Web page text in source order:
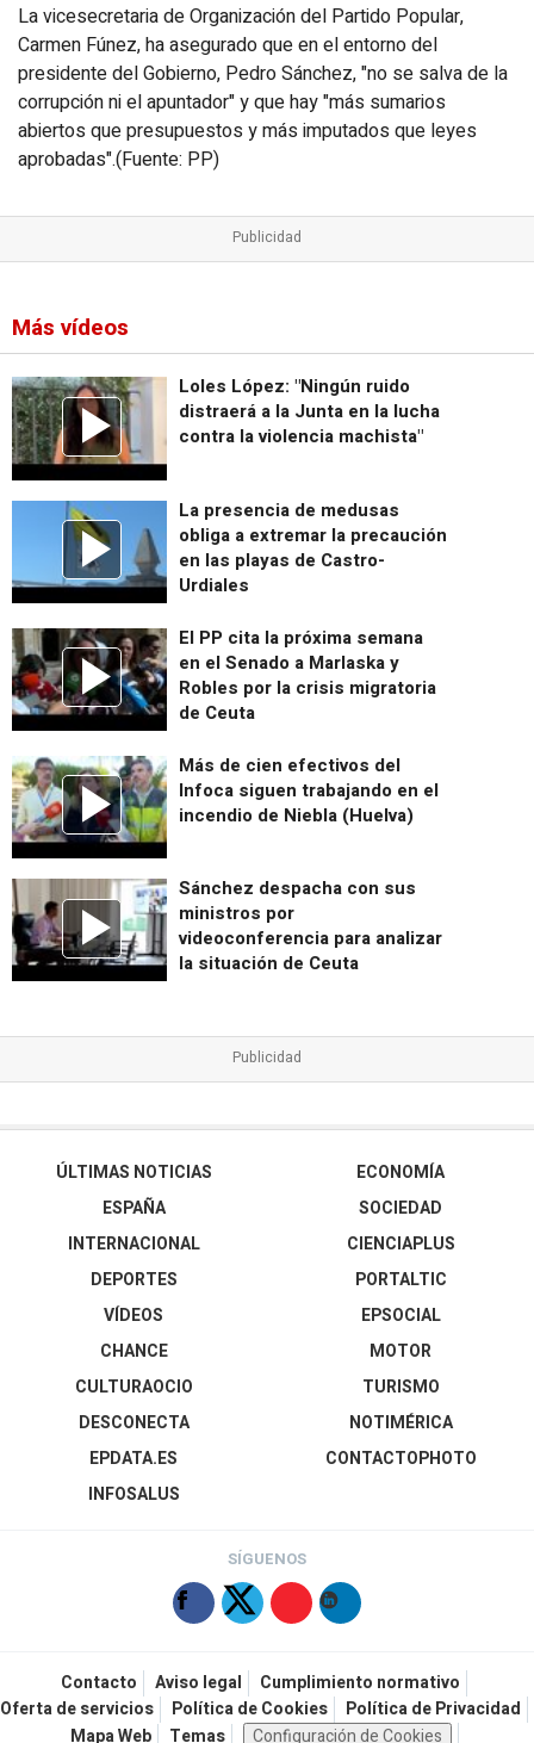
La vicesecretaria de Organización del Partido Popular,
Carmen Fúnez, ha asegurado que en el entorno del
presidente del Gobierno, Pedro Sánchez, "no se salva de la
corrupción ni el apuntador" y que hay "más sumarios
abiertos que presupuestos y más imputados que leyes
aprobadas".(Fuente: PP)
Más vídeos
Loles López: "Ningún ruido
distraerá a la Junta en la lucha
contra la violencia machista"
La presencia de medusas
obliga a extremar la precaución
en las playas de Castro-
Urdiales
El PP cita la próxima semana
en el Senado a Marlaska y
Robles por la crisis migratoria
de Ceuta
Más de cien efectivos del
Infoca siguen trabajando en el
incendio de Niebla (Huelva)
Sánchez despacha con sus
ministros por
videoconferencia para analizar
la situación de Ceuta
ÚLTIMAS NOTICIAS
ESPAÑA
INTERNACIONAL
DEPORTES
VÍDEOS
ECONOMÍA
SOCIEDAD
CIENCIAPLUS
PORTALTIC
EPSOCIAL
CHANCE
CULTURAOCIO
DESCONECTA
EPDATA.ES
INFOSALUS
MOTOR
TURISMO
NOTIMÉRICA
CONTACTOPHOTO
SÍGUENOS
Contacto Aviso legal
Cumplimiento normativo
Oferta de servicios
Política de Cookies
Política de Privacidad
Mapa Web
Temas Configuración de Cookies